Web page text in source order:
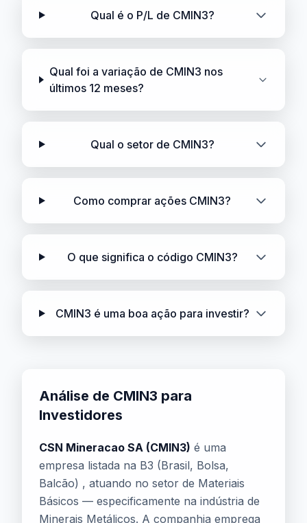
Qual é o P/L de CMIN3?
Qual foi a variação de CMIN3 nos
últimos 12 meses?
Qual o setor de CMIN3?
Como comprar ações CMIN3?
O que significa o código CMIN3?
CMIN3 é uma boa ação para investir?
Análise de CMIN3 para
Investidores
CSN Mineracao SA (CMIN3) é uma
empresa listada na B3 (Brasil, Bolsa,
Balcão) , atuando no setor de Materiais
Básicos — especificamente na indústria de
Minerais Metálicos. A companhia emprega